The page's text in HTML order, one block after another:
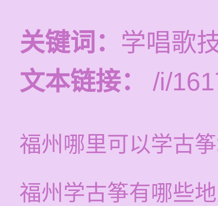
关键词： 学唱歌
文本链接：
/i/
福州哪里可以学古
福州学古筝有哪些